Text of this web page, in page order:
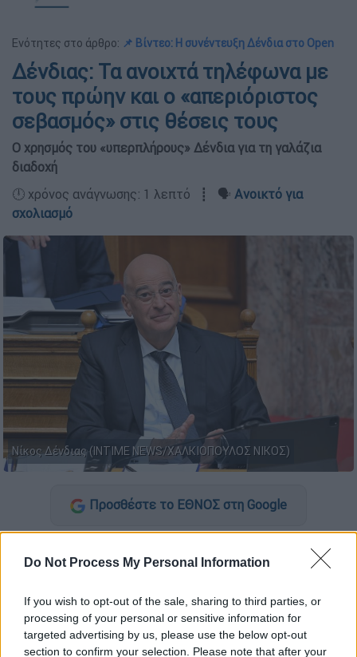
Do Not Process My Personal Information
If you wish to opt-out of the sale, sharing to third parties, or
processing of your personal or sensitive information for
targeted advertising by us, please use the below opt-out
section to confirm your selection. Please note that after your
Ενότητες στο άρθρο: 📌 Βίντεο: Η συνέντευξη Δένδια στο Open
Δένδιας: Τα ανοιχτά τηλέφωνα με
τους πρώην και ο «απεριόριστος
σεβασμός» στις θέσεις τους
Ο χρησμός του «υπερπλήρους» Δένδια για τη γαλάζια
διαδοχή
🕛 χρόνος ανάγνωσης: 1 λεπτό ┋ 🗣️ Ανοικτό για
σχολιασμό
Νίκος Δένδιας (INTIME NEWS/ΧΑΛΚΙΟΠΟΥΛΟΣ ΝΙΚΟΣ)
Προσθέστε το ΕΘΝΟΣ στη Google
Νίκος Δένδιας
αποκάλυψε τη σταθερή και στενή
Καραμανλή και Αντώνη Σαμαρά. Την ώρα που
οι δύο πρώην πρωθυπουργοί ασκούν δριμεία
κριτική στην κυβερνητική γραμμή για τα